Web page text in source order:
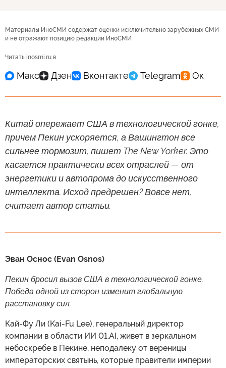
Материалы ИноСМИ содержат оценки исключительно зарубежных СМИ
и не отражают позицию редакции ИноСМИ
Читать inosmi.ru в
Китай опережает США в технологической гонке,
причем Пекин ускоряется, а Вашингтон все
сильнее тормозит, пишет The New Yorker. Это
касается практически всех отраслей — от
энергетики и автопрома до искусственного
интеллекта. Исход предрешен? Вовсе нет,
считает автор статьи.
Эван Оснос (Evan Osnos)
Пекин бросил вызов США в технологической гонке.
Победа одной из сторон изменит глобальную
расстановку сил.
Кай-Фу Ли (Kai-Fu Lee), генеральный директор
компании в области ИИ 01.AI, живет в зеркальном
небоскребе в Пекине, неподалеку от вереницы
императорских святынь, которые правители империи